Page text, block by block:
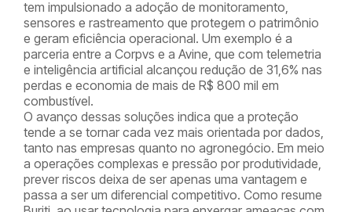
tem impulsionado a adoção de monitoramento,
sensores e rastreamento que protegem o patrimônio
e geram eficiência operacional. Um exemplo é a
parceria entre a Corpvs e a Avine, que com telemetria
e inteligência artificial alcançou redução de 31,6% nas
perdas e economia de mais de R$ 800 mil em
combustível.
O avanço dessas soluções indica que a proteção
tende a se tornar cada vez mais orientada por dados,
tanto nas empresas quanto no agronegócio. Em meio
a operações complexas e pressão por produtividade,
prever riscos deixa de ser apenas uma vantagem e
passa a ser um diferencial competitivo. Como resume